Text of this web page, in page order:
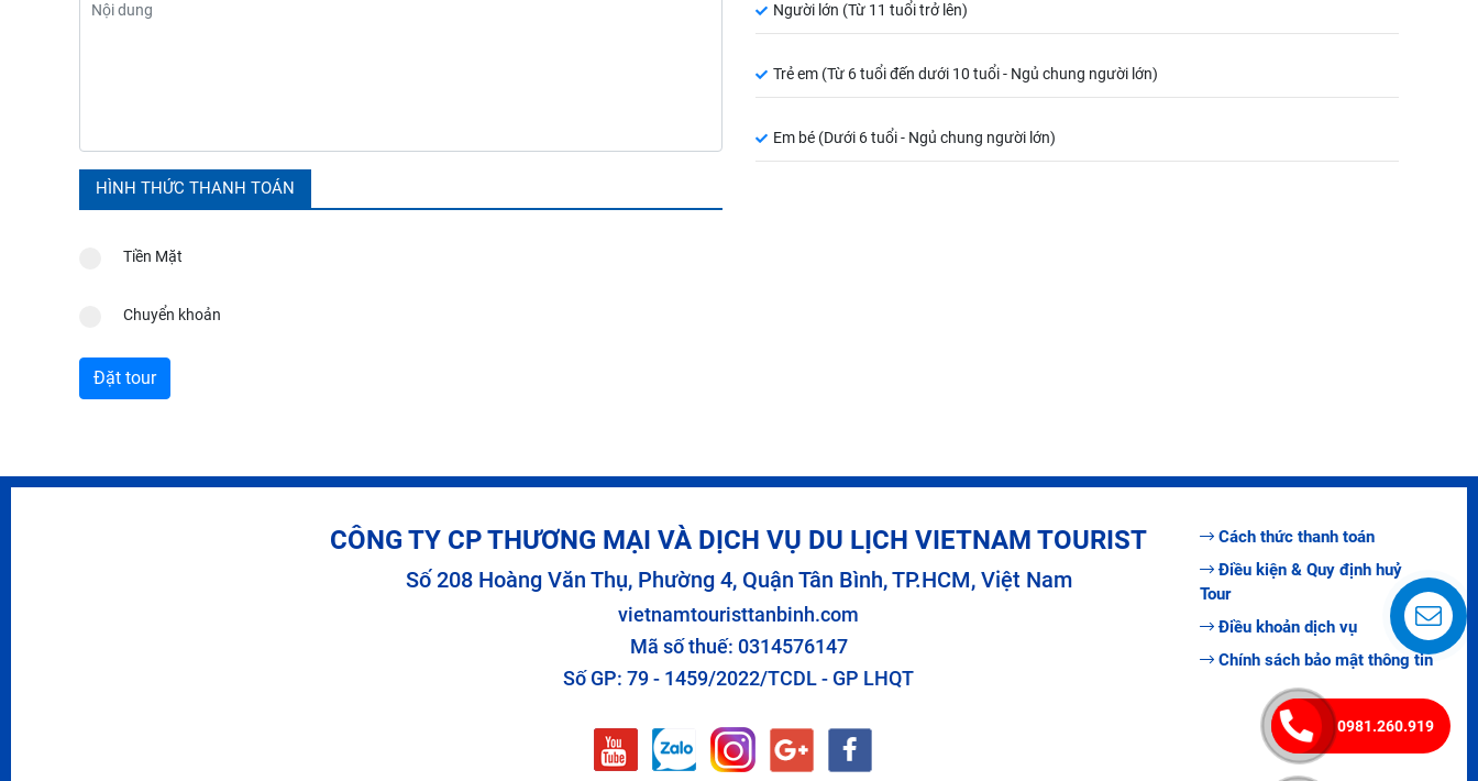
HÌNH THỨC THANH TOÁN
Tiền Mặt
Chuyển khoản
Người lớn (Từ 11 tuổi trở lên)
Trẻ em (Từ 6 tuổi đến dưới 10 tuổi - Ngủ chung người lớn)
Em bé (Dưới 6 tuổi - Ngủ chung người lớn)
CÔNG TY CP THƯƠNG MẠI VÀ DỊCH VỤ DU LỊCH VIETNAM TOURIST
Số 208 Hoàng Văn Thụ, Phường 4, Quận Tân Bình, TP.HCM, Việt Nam
vietnamtouristtanbinh.com
Mã số thuế: 0314576147
Số GP: 79 - 1459/2022/TCDL - GP LHQT
Cách thức thanh toán
Điều kiện & Quy định huỷ
Tour
Điều khoản dịch vụ
Chính sách bảo mật thông tin
0981.260.919